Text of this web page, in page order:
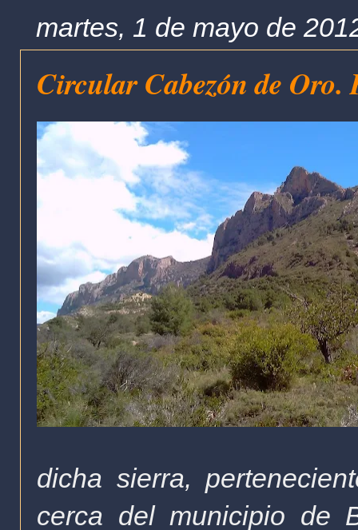
martes, 1 de mayo de
Circular Cabezón de Oro.
dicha sierra,
cerca del municipio de